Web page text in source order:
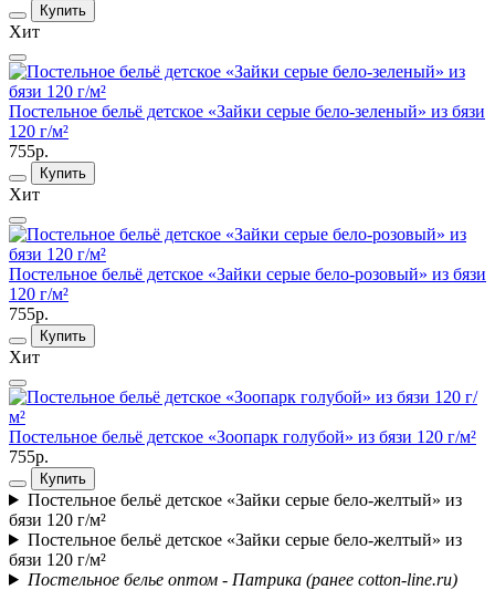
Купить
Хит
Постельное бельё детское «Зайки серые бело-зеленый» из бязи
120 г/м²
755р.
Купить
Хит
Постельное бельё детское «Зайки серые бело-розовый» из бязи
120 г/м²
755р.
Купить
Хит
Постельное бельё детское «Зоопарк голубой» из бязи 120 г/м²
755р.
Купить
Постельное бельё детское «Зайки серые бело-желтый» из
бязи 120 г/м²
Постельное бельё детское «Зайки серые бело-желтый» из
бязи 120 г/м²
Постельное белье оптом - Патрика (ранее cotton-line.ru)